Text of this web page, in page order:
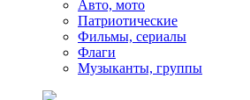
Авто, мото
Патриотические
Фильмы, сериалы
Флаги
Музыканты, группы